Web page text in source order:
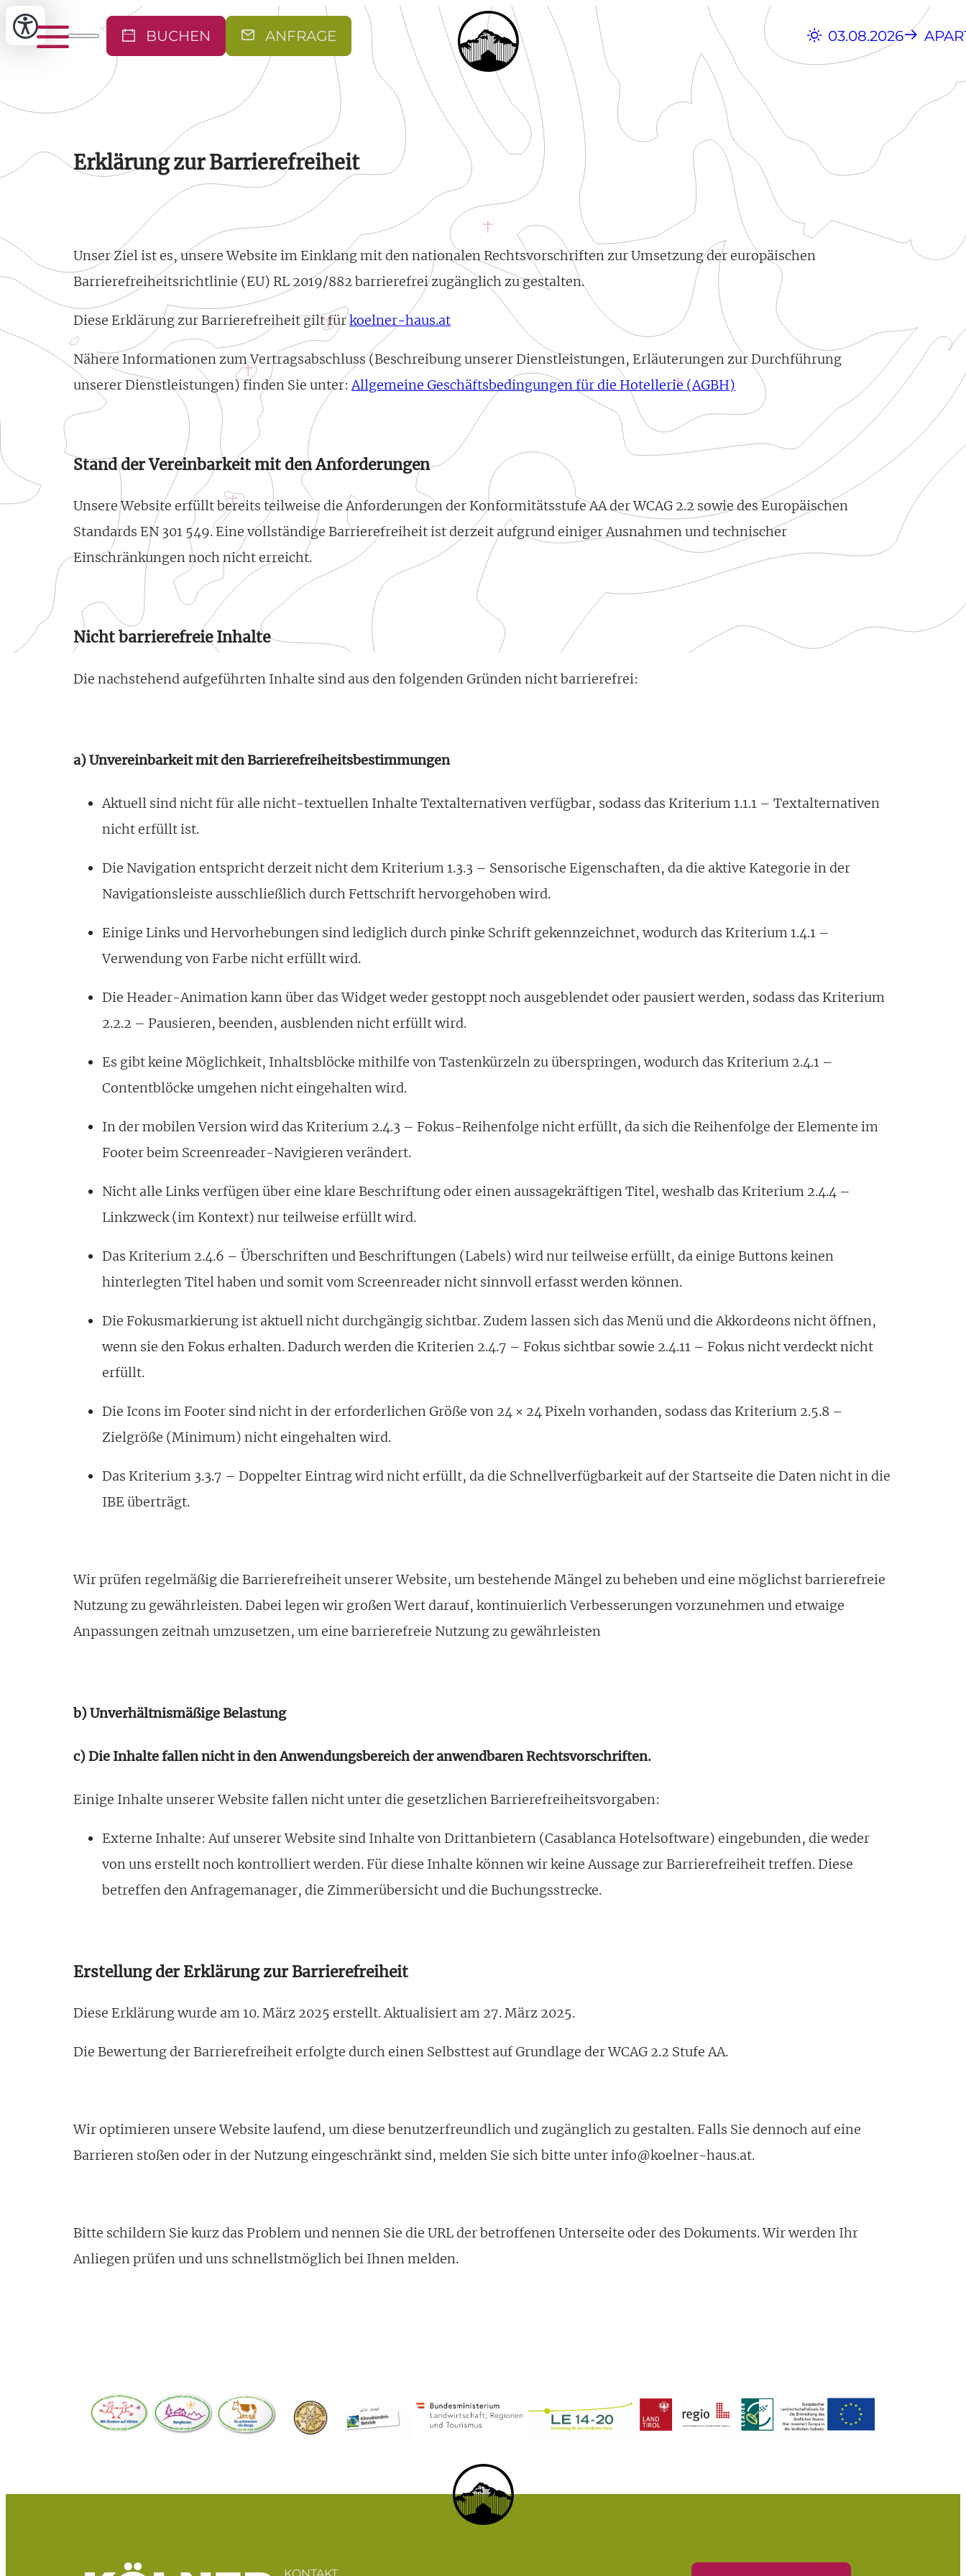
BUCHEN ANFRAGE 03.08.2026
Erklärung zur Barrierefreiheit
Unser Ziel ist es, unsere Website im Einklang mit den nationalen Rechtsvorschriften zur Umsetzung der europäischen
Barrierefreiheitsrichtlinie (EU) RL 2019/882 barrierefrei zugänglich zu gestalten.
Diese Erklärung zur Barrierefreiheit gilt fürkoelner-haus.at
Nähere Informationen zum Vertragsabschluss (Beschreibung unserer Dienstleistungen, Erläuterungen zur Durchführung
unserer Dienstleistungen) finden Sie unter:Allgemeine Geschäftsbedingungen für die Hotellerie (AGBH)
Stand der Vereinbarkeit mit den Anforderungen
Unsere Website erfüllt bereits teilweise die Anforderungen der Konformitätsstufe AA der WCAG 2.2 sowie des Europäischen
Standards EN 301 549. Eine vollständige Barrierefreiheit ist derzeit aufgrund einiger Ausnahmen und technischer
Einschränkungen noch nicht erreicht.
Nicht barrierefreie Inhalte
Die nachstehend aufgeführten Inhalte sind aus den folgenden Gründen nicht barrierefrei:
a) Unvereinbarkeit mit den Barrierefreiheitsbestimmungen
Aktuell sind nicht für alle nicht-textuellen Inhalte Textalternativen verfügbar, sodass das Kriterium 1.1.1 – Textalternativen
nicht erfüllt ist.
Die Navigation entspricht derzeit nicht dem Kriterium 1.3.3 – Sensorische Eigenschaften, da die aktive Kategorie in der
Navigationsleiste ausschließlich durch Fettschrift hervorgehoben wird.
Einige Links und Hervorhebungen sind lediglich durch pinke Schrift gekennzeichnet, wodurch das Kriterium 1.4.1 –
Verwendung von Farbe nicht erfüllt wird.
Die Header-Animation kann über das Widget weder gestoppt noch ausgeblendet oder pausiert werden, sodass das Kriterium
2.2.2 – Pausieren, beenden, ausblenden nicht erfüllt wird.
Es gibt keine Möglichkeit, Inhaltsblöcke mithilfe von Tastenkürzeln zu überspringen, wodurch das Kriterium 2.4.1 –
Contentblöcke umgehen nicht eingehalten wird.
In der mobilen Version wird das Kriterium 2.4.3 – Fokus-Reihenfolge nicht erfüllt, da sich die Reihenfolge der Elemente im
Footer beim Screenreader-Navigieren verändert.
Nicht alle Links verfügen über eine klare Beschriftung oder einen aussagekräftigen Titel, weshalb das Kriterium 2.4.4 –
Linkzweck (im Kontext) nur teilweise erfüllt wird.
Das Kriterium 2.4.6 – Überschriften und Beschriftungen (Labels) wird nur teilweise erfüllt, da einige Buttons keinen
hinterlegten Titel haben und somit vom Screenreader nicht sinnvoll erfasst werden können.
Die Fokusmarkierung ist aktuell nicht durchgängig sichtbar. Zudem lassen sich das Menü und die Akkordeons nicht öffnen,
wenn sie den Fokus erhalten. Dadurch werden die Kriterien 2.4.7 – Fokus sichtbar sowie 2.4.11 – Fokus nicht verdeckt nicht
erfüllt.
Die Icons im Footer sind nicht in der erforderlichen Größe von 24 × 24 Pixeln vorhanden, sodass das Kriterium 2.5.8 –
Zielgröße (Minimum) nicht eingehalten wird.
Das Kriterium 3.3.7 – Doppelter Eintrag wird nicht erfüllt, da die Schnellverfügbarkeit auf der Startseite die Daten nicht in die
IBE überträgt.
Wir prüfen regelmäßig die Barrierefreiheit unserer Website, um bestehende Mängel zu beheben und eine möglichst barrierefreie
Nutzung zu gewährleisten. Dabei legen wir großen Wert darauf, kontinuierlich Verbesserungen vorzunehmen und etwaige
Anpassungen zeitnah umzusetzen, um eine barrierefreie Nutzung zu gewährleisten
b) Unverhältnismäßige Belastung
c) Die Inhalte fallen nicht in den Anwendungsbereich der anwendbaren Rechtsvorschriften​​​​.
Einige Inhalte unserer Website fallen nicht unter die gesetzlichen Barrierefreiheitsvorgaben:
Externe Inhalte: Auf unserer Website sind Inhalte von Drittanbietern (Casablanca Hotelsoftware) eingebunden, die weder
von uns erstellt noch kontrolliert werden. Für diese Inhalte können wir keine Aussage zur Barrierefreiheit treffen. Diese
betreffen den Anfragemanager, die Zimmerübersicht und die Buchungsstrecke.
Erstellung der Erklärung zur Barrierefreiheit
Diese Erklärung wurde am 10. März 2025 erstellt. Aktualisiert am 27. März 2025.
Die Bewertung der Barrierefreiheit erfolgte durch einen Selbsttest auf Grundlage der WCAG 2.2 Stufe AA.
Wir optimieren unsere Website laufend, um diese benutzerfreundlich und zugänglich zu gestalten. Falls Sie dennoch auf eine
Barrieren stoßen oder in der Nutzung eingeschränkt sind, melden Sie sich bitte unter info@koelner-haus.at.
Bitte schildern Sie kurz das Problem und nennen Sie die URL der betroffenen Unterseite oder des Dokuments. Wir werden Ihr
Anliegen prüfen und uns schnellstmöglich bei Ihnen melden.